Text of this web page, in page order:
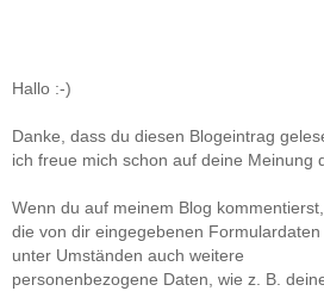
Hallo :-)
Danke, dass du diesen Blogeintrag
ich freue mich schon auf deine Meinung
Wenn du auf meinem Blog
die von dir eingegebenen Formulardaten
unter Umständen auch weitere
personenbezogene Daten, wie z. B.